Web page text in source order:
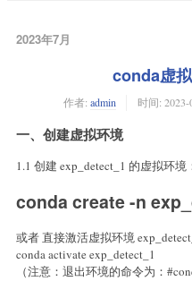
2023年7月
conda虚
作者: admin 时间: 2023-
一、创建虚拟环境
1.1 创建 exp_detect_1 的虚拟环境
conda create -n
或者 直接激活虚拟环境
conda activate exp_detect_1
（注意：退出环境的命令为：